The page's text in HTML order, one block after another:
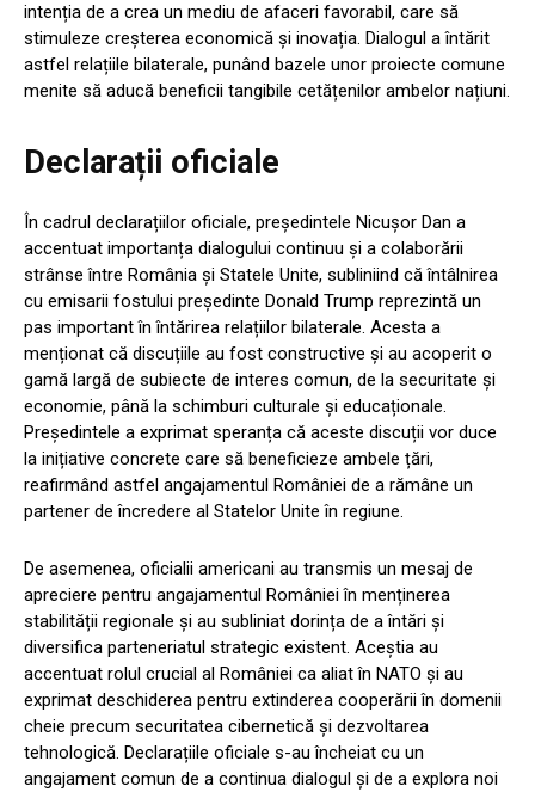
intenția de a crea un mediu de afaceri favorabil, care să
stimuleze creșterea economică și inovația. Dialogul a întărit
astfel relațiile bilaterale, punând bazele unor proiecte comune
menite să aducă beneficii tangibile cetățenilor ambelor națiuni.
Declarații oficiale
În cadrul declarațiilor oficiale, președintele Nicușor Dan a
accentuat importanța dialogului continuu și a colaborării
strânse între România și Statele Unite, subliniind că întâlnirea
cu emisarii fostului președinte Donald Trump reprezintă un
pas important în întărirea relațiilor bilaterale. Acesta a
menționat că discuțiile au fost constructive și au acoperit o
gamă largă de subiecte de interes comun, de la securitate și
economie, până la schimburi culturale și educaționale.
Președintele a exprimat speranța că aceste discuții vor duce
la inițiative concrete care să beneficieze ambele țări,
reafirmând astfel angajamentul României de a rămâne un
partener de încredere al Statelor Unite în regiune.
De asemenea, oficialii americani au transmis un mesaj de
apreciere pentru angajamentul României în menținerea
stabilității regionale și au subliniat dorința de a întări și
diversifica parteneriatul strategic existent. Aceștia au
accentuat rolul crucial al României ca aliat în NATO și au
exprimat deschiderea pentru extinderea cooperării în domenii
cheie precum securitatea cibernetică și dezvoltarea
tehnologică. Declarațiile oficiale s-au încheiat cu un
angajament comun de a continua dialogul și de a explora noi